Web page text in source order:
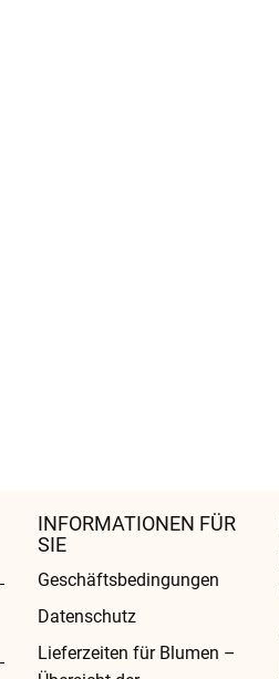
INFORMATIONEN FÜR
SIE
Geschäftsbedingungen
Datenschutz
Lieferzeiten für Blumen –